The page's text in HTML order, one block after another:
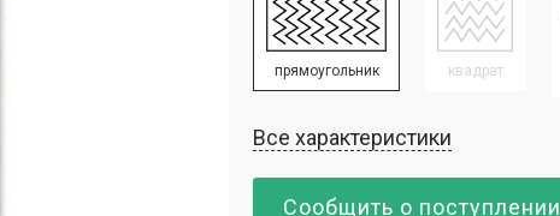
прямоугольник квадрат
Все характеристики
Сообщить о поступлении